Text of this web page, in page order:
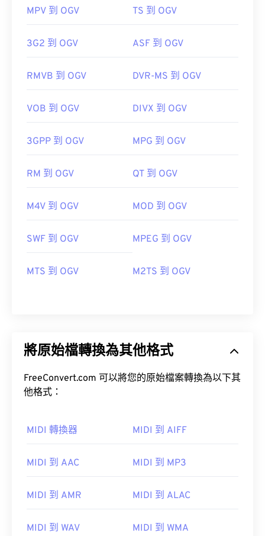
00 00
00 00
MPV 到 OGV TS 到 OGV
3G2 到 OGV ASF 到 OGV
RMVB 到 OGV DVR-MS 到 OGV
VOB 到 OGV DIVX 到 OGV
3GPP 到 OGV MPG 到 OGV
RM 到 OGV QT 到 OGV
M4V 到 OGV MOD 到 OGV
SWF 到 OGV MPEG 到 OGV
MTS 到 OGV M2TS 到 OGV
將原始檔轉換為其他格式
FreeConvert.com 可以將您的原始檔案轉換為以下其
他格式：
MIDI 轉換器 MIDI 到 AIFF
MIDI 到 AAC MIDI 到 MP3
MIDI 到 AMR MIDI 到 ALAC
MIDI 到 WAV MIDI 到 WMA